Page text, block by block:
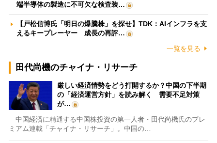
端半導体の製造に不可欠な検査装…
【戸松信博氏「明日の爆騰株」を探せ】TDK：AIインフラを支
えるキープレーヤー 成長の再評…
一覧を見る
田代尚機のチャイナ・リサーチ
厳しい経済情勢をどう打開するか？中国の下半期
の「経済運営方針」を読み解く 需要不足対策
が…
中国経済に精通する中国株投資の第一人者・田代尚機氏のプレ
ミアム連載「チャイナ・リサーチ」。中国の…